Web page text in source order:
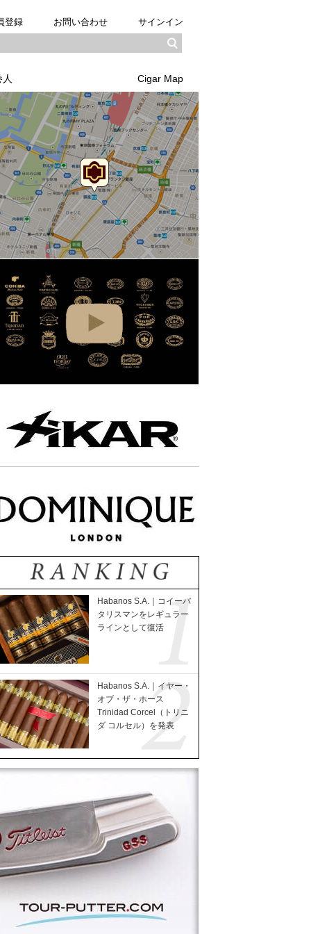
登録 お問い合わせ サインイン
Cigar Map
Habanos S.A.｜コイーバ
タリスマンをレギュラー
ラインとして復活
Habanos S.A.｜イヤー・
オブ・ザ・ホース
Trinidad Corcel（トリニ
ダ コルセル）を発表